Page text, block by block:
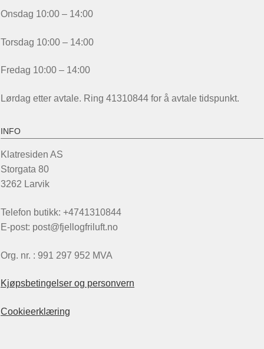
Onsdag 10:00 – 14:00
Torsdag 10:00 – 14:00
Fredag 10:00 – 14:00
Lørdag etter avtale. Ring 41310844 for å avtale tidspunkt.
INFO
Klatresiden AS
Storgata 80
3262 Larvik
Telefon butikk: +4741310844
E-post: post@fjellogfriluft.no
Org. nr. : 991 297 952 MVA
Kjøpsbetingelser og personvern
Cookieerklæring